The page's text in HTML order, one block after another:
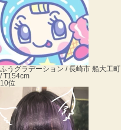
ふう グラデーション / 長崎市 船大工町
/ T154cm
10位